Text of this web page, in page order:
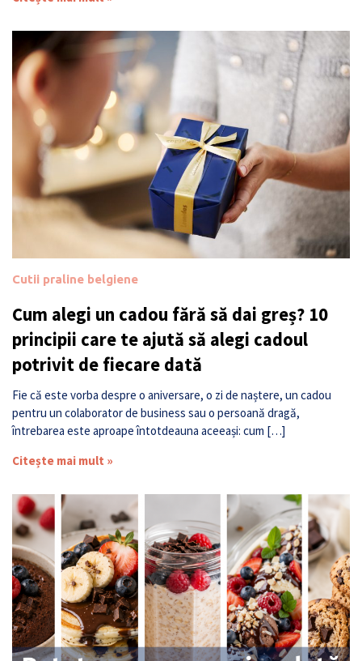
Cutii praline belgiene
Cum alegi un cadou fără să dai greș? 10
principii care te ajută să alegi cadoul
potrivit de fiecare dată
Fie că este vorba despre o aniversare, o zi de naștere, un cadou
pentru un colaborator de business sau o persoană dragă,
întrebarea este aproape întotdeauna aceeași: cum […]
Citește mai mult »